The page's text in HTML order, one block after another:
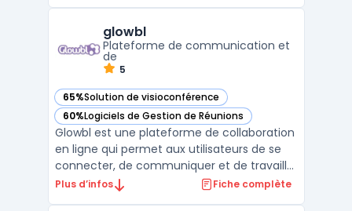
l’automatisation des processus métiers et à
la nécessité de disposer d’ou ...
glowbl
Plateforme de communication et
de
5
65%Solution de visioconférence
— voir glowbl dans cette catégorie
60%Logiciels de Gestion de Réunions
— voir glowbl dans cette catégorie
Glowbl est une plateforme de collaboration
en ligne qui permet aux utilisateurs de se
connecter, de communiquer et de travailler
ensemble en temps réel, peu importe où ils
Plus d’infos Fiche complète